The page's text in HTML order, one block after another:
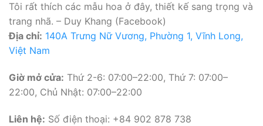
Tôi rất thích các mẫu hoa ở đây, thiết kế sang trọng và
trang nhã. – Duy Khang (Facebook)
Địa chỉ: 140A Trưng Nữ Vương, Phường 1, Vĩnh Long,
Việt Nam
Giờ mở cửa: Thứ 2-6: 07:00–22:00, Thứ 7: 07:00–
22:00, Chủ Nhật: 07:00–22:00
Liên hệ: Số điện thoại: +84 902 878 738